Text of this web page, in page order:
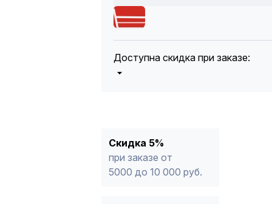
Доступна скидка при заказе:
* -Для заказов, состоящих
продукции, максимальная скидка
Скидка 5%
при заказе от
5000 до 10 000 руб.